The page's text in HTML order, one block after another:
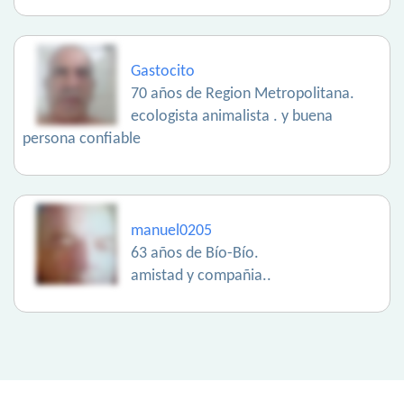
Gastocito
70 años de Region Metropolitana.
ecologista animalista . y buena
persona confiable
manuel0205
63 años de Bío-Bío.
amistad y compañia..